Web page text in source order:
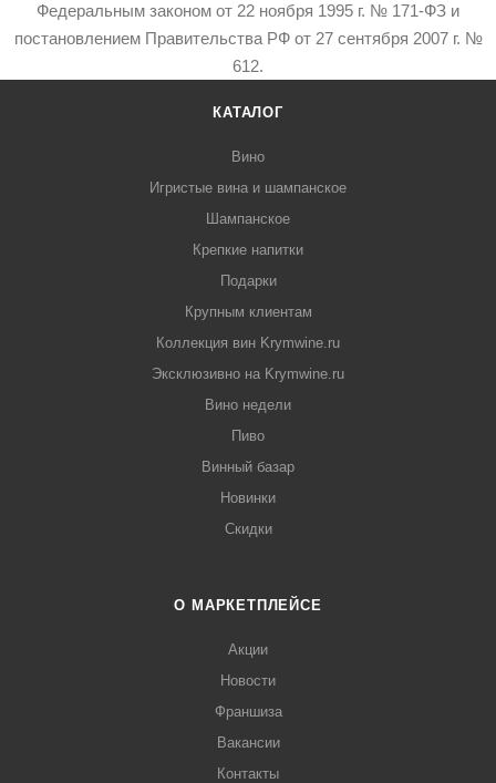
Федеральным законом от 22 ноября 1995 г. № 171-ФЗ и
постановлением Правительства РФ от 27 сентября 2007 г. №
612.
КАТАЛОГ
Вино
Игристые вина и шампанское
Шампанское
Крепкие напитки
Подарки
Крупным клиентам
Коллекция вин Krymwine.ru
Эксклюзивно на Krymwine.ru
Вино недели
Пиво
Винный базар
Новинки
Скидки
О МАРКЕТПЛЕЙСЕ
Акции
Новости
Франшиза
Вакансии
Контакты